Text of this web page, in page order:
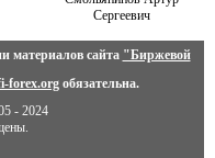
Сергеевич
материалов сайта "Биржевой
forex.orgобязательна.
- 2024